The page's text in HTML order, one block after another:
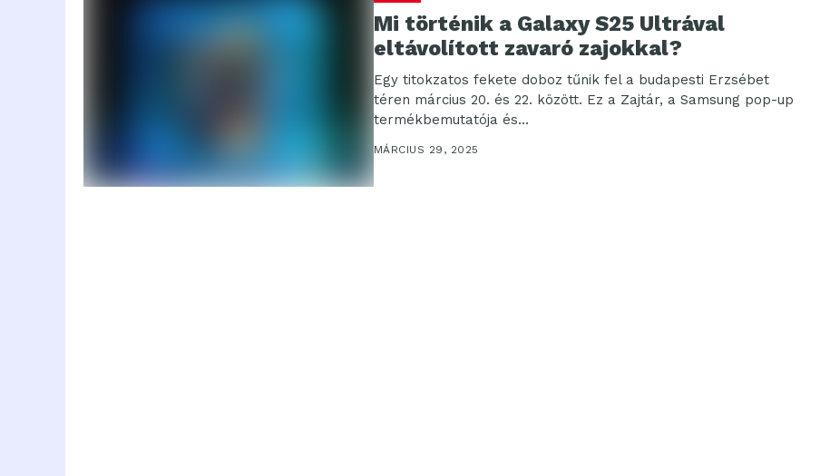
Mi történik a Galaxy S25 Ultrával
eltávolított zavaró zajokkal?
Egy titokzatos fekete doboz tűnik fel a budapesti Erzsébet
téren március 20. és 22. között. Ez a Zajtár, a Samsung pop-up
termékbemutatója és...
MÁRCIUS 29, 2025